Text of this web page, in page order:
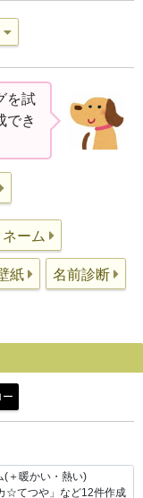
を試
でき
ーム
紙 名前診断
ー